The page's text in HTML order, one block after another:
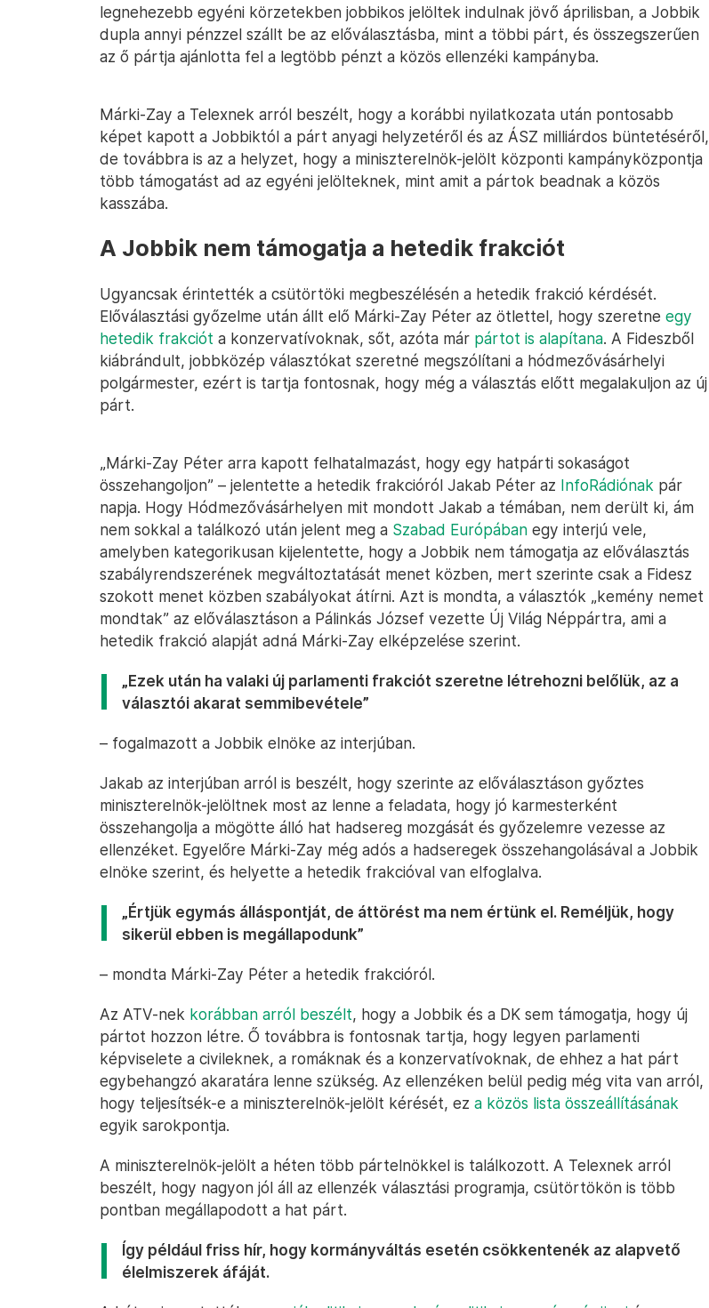
legnehezebb egyéni körzetekben jobbikos jelöltek indulnak jövő áprilisban, a Jobbik
dupla annyi pénzzel szállt be az előválasztásba, mint a többi párt, és összegszerűen
az ő pártja ajánlotta fel a legtöbb pénzt a közös ellenzéki kampányba.
Márki-Zay a Telexnek arról beszélt, hogy a korábbi nyilatkozata után pontosabb
képet kapott a Jobbiktól a párt anyagi helyzetéről és az ÁSZ milliárdos büntetéséről,
de továbbra is az a helyzet, hogy a miniszterelnök-jelölt központi kampányközpontja
több támogatást ad az egyéni jelölteknek, mint amit a pártok beadnak a közös
kasszába.
A Jobbik nem támogatja a hetedik frakciót
Ugyancsak érintették a csütörtöki megbeszélésén a hetedik frakció kérdését.
Előválasztási győzelme után állt elő Márki-Zay Péter az ötlettel, hogy szeretne egy
hetedik frakciót a konzervatívoknak, sőt, azóta már pártot is alapítana. A Fideszből
kiábrándult, jobbközép választókat szeretné megszólítani a hódmezővásárhelyi
polgármester, ezért is tartja fontosnak, hogy még a választás előtt megalakuljon az új
párt.
„Márki-Zay Péter arra kapott felhatalmazást, hogy egy hatpárti sokaságot
összehangoljon” – jelentette a hetedik frakcióról Jakab Péter az InfoRádiónak pár
napja. Hogy Hódmezővásárhelyen mit mondott Jakab a témában, nem derült ki, ám
nem sokkal a találkozó után jelent meg a Szabad Európában egy interjú vele,
amelyben kategorikusan kijelentette, hogy a Jobbik nem támogatja az előválasztás
szabályrendszerének megváltoztatását menet közben, mert szerinte csak a Fidesz
szokott menet közben szabályokat átírni. Azt is mondta, a választók „kemény nemet
mondtak” az előválasztáson a Pálinkás József vezette Új Világ Néppártra, ami a
hetedik frakció alapját adná Márki-Zay elképzelése szerint.
„Ezek után ha valaki új parlamenti frakciót szeretne létrehozni belőlük, az a
választói akarat semmibevétele”
– fogalmazott a Jobbik elnöke az interjúban.
Jakab az interjúban arról is beszélt, hogy szerinte az előválasztáson győztes
miniszterelnök-jelöltnek most az lenne a feladata, hogy jó karmesterként
összehangolja a mögötte álló hat hadsereg mozgását és győzelemre vezesse az
ellenzéket. Egyelőre Márki-Zay még adós a hadseregek összehangolásával a Jobbik
elnöke szerint, és helyette a hetedik frakcióval van elfoglalva.
„Értjük egymás álláspontját, de áttörést ma nem értünk el. Reméljük, hogy
sikerül ebben is megállapodunk”
– mondta Márki-Zay Péter a hetedik frakcióról.
Az ATV-nek korábban arról beszélt, hogy a Jobbik és a DK sem támogatja, hogy új
pártot hozzon létre. Ő továbbra is fontosnak tartja, hogy legyen parlamenti
képviselete a civileknek, a romáknak és a konzervatívoknak, de ehhez a hat párt
egybehangzó akaratára lenne szükség. Az ellenzéken belül pedig még vita van arról,
hogy teljesítsék-e a miniszterelnök-jelölt kérését, ez a közös lista összeállításának
egyik sarokpontja.
A miniszterelnök-jelölt a héten több pártelnökkel is találkozott. A Telexnek arról
beszélt, hogy nagyon jól áll az ellenzék választási programja, csütörtökön is több
pontban megállapodott a hat párt.
Így például friss hír, hogy kormányváltás esetén csökkentenék az alapvető
élelmiszerek áfáját.